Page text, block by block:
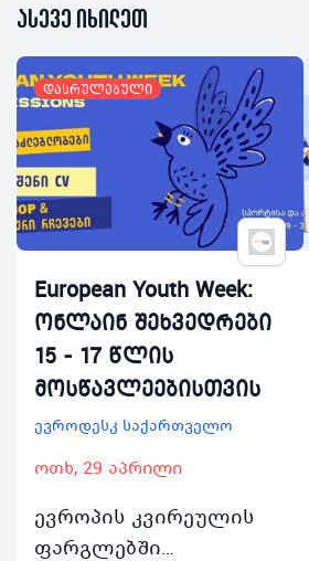
ასევე იხილეთ
დასრულებული
European Youth Week:
ონლაინ შეხვედრები
15 - 17 წლის
მოსწავლეებისთვის
ევროდესკ საქართველო
ოთხ, 29 აპრილი
ევროპის კვირეულის
ფარგლებში